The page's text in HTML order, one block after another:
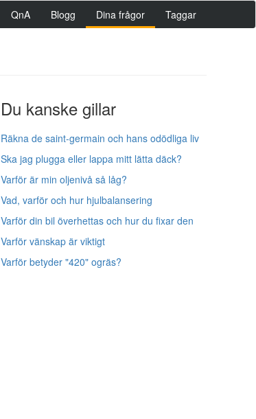
QnA Blogg Dina frågor Taggar
Du kanske gillar
Räkna de saint-germain och hans odödliga liv
Ska jag plugga eller lappa mitt lätta däck?
Varför är min oljenivå så låg?
Vad, varför och hur hjulbalansering
Varför din bil överhettas och hur du fixar den
Varför vänskap är viktigt
Varför betyder "420" ogräs?